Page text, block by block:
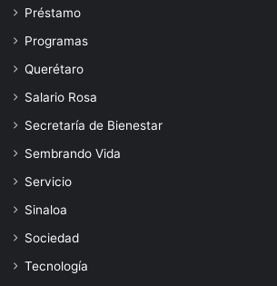
Préstamo
Programas
Querétaro
Salario Rosa
Secretaría de Bienestar
Sembrando Vida
Servicio
Sinaloa
Sociedad
Tecnología